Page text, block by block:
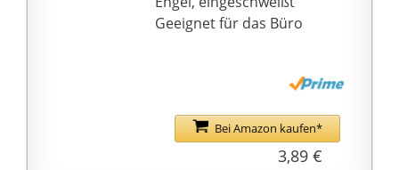
Geeignet für das Büro
Bei Amazon kaufen*
3,89 €